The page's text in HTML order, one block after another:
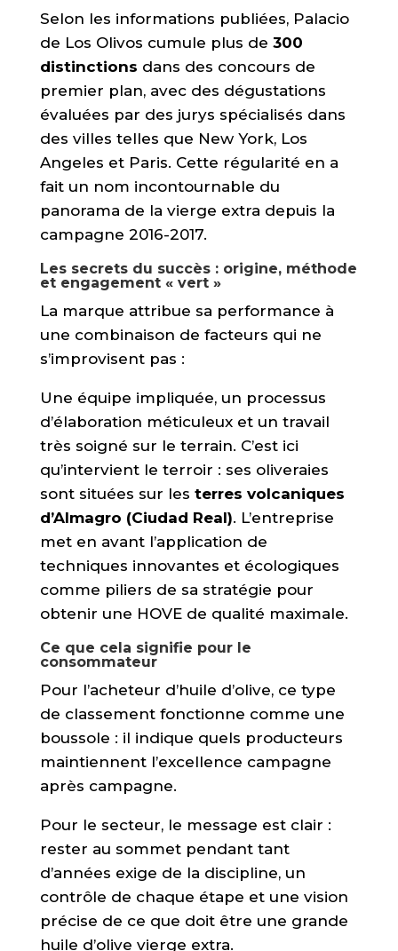
Selon les informations publiées,Palacio
de Los Olivos cumule plus de 300
distinctions dans des concours de
premier plan,avec des dégustations
évaluées par des jurys spécialisés dans
des villes telles que New York,Los
Angeles et Paris. Cette régularité en a
fait un nom incontournable du
panorama de la vierge extra depuis la
campagne 2016-2017.
Les secrets du succès : origine, méthode
et engagement « vert »
La marque attribue sa performance à
une combinaison de facteurs qui ne
s’improvisent pas :
Une équipe impliquée,un processus
d’élaboration méticuleux et un travail
très soigné sur le terrain. C’est ici
qu’intervient le terroir : ses oliveraies
sont situées sur les terres volcaniques
d’Almagro (Ciudad Real). L’entreprise
met en avant l’application de
techniques innovantes et écologiques
comme piliers de sa stratégie pour
obtenir une HOVE de qualité maximale.
Ce que cela signifie pour le
consommateur
Pour l’acheteur d’huile d’olive,ce type
de classement fonctionne comme une
boussole : il indique quels producteurs
maintiennent l’excellence campagne
après campagne.
Pour le secteur,le message est clair :
rester au sommet pendant tant
d’années exige de la discipline,un
contrôle de chaque étape et une vision
précise de ce que doit être une grande
huile d’olive vierge extra.